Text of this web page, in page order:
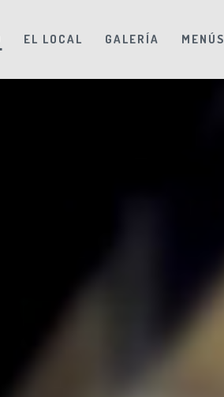
EL LOCAL GALERÍA MENÚS